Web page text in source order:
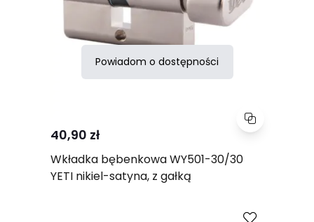
Powiadom o dostępności
40,90 zł
Wkładka bębenkowa WY501-30/30
YETI nikiel-satyna, z gałką